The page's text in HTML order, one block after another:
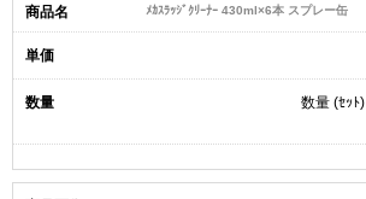
ﾒｶｽﾗｯｼﾞｸﾘｰﾅｰ 430ml×6本 スプレー缶
数量 (ｾｯﾄ)